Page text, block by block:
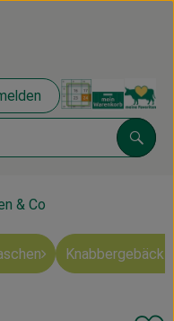
oder
& Co
Knabbergebäck